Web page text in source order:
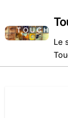
contenu
Le